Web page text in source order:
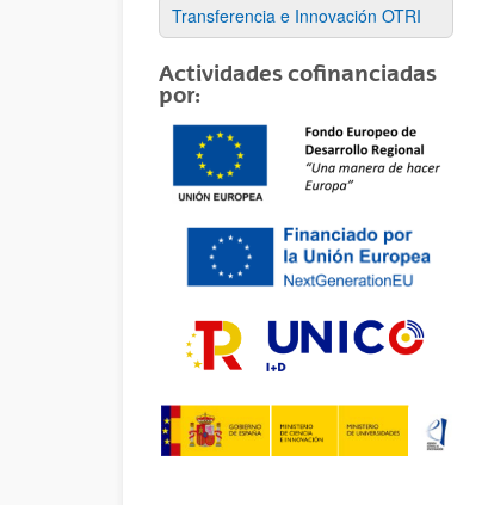
Transferencia e Innovación OTRI
Actividades cofinanciadas
por: